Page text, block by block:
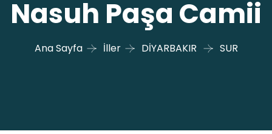
Nasuh Paşa Camii
Ana Sayfa İller DİYARBAKIR SUR